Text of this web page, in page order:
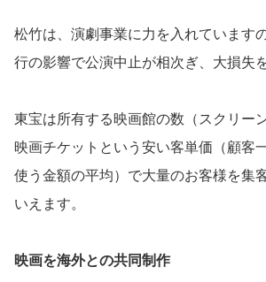
松竹は、演劇事業に力を入れています
行の影響で公演中止が相次ぎ、大損失
東宝は所有する映画館の数（スクリー
映画チケットという安い客単価（顧客
使う金額の平均）で大量のお客様を集
いえます。
映画を海外との共同制作